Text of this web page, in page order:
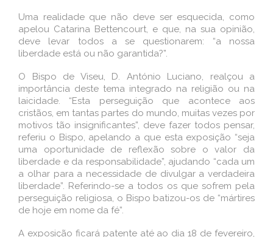
Uma realidade que não deve ser esquecida, como
apelou Catarina Bettencourt, e que, na sua opinião,
deve levar todos a se questionarem: “a nossa
liberdade está ou não garantida?”.
O Bispo de Viseu, D. António Luciano, realçou a
importância deste tema integrado na religião ou na
laicidade. “Esta perseguição que acontece aos
cristãos, em tantas partes do mundo, muitas vezes por
motivos tão insignificantes”, deve fazer todos pensar,
referiu o Bispo, apelando a que esta exposição “seja
uma oportunidade de reflexão sobre o valor da
liberdade e da responsabilidade”, ajudando “cada um
a olhar para a necessidade de divulgar a verdadeira
liberdade”. Referindo-se a todos os que sofrem pela
perseguição religiosa, o Bispo batizou-os de “mártires
de hoje em nome da fé”.
A exposição ficará patente até ao dia 18 de fevereiro,